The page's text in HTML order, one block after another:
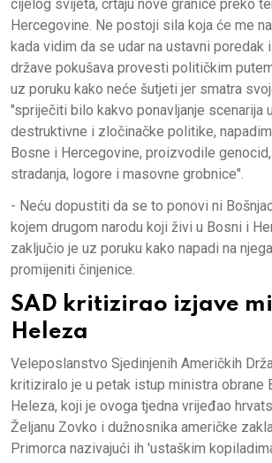
cijelog svijeta, crtaju nove granice preko
Hercegovine. Ne postoji sila koja će me
kada vidim da se udar na ustavni poredak
države pokušava provesti političkim
uz poruku kako neće šutjeti jer smatra
"spriječiti bilo kakvo ponavljanje scenarija
destruktivne i zločinačke politike,
Bosne i Hercegovine, proizvodile
stradanja, logore i masovne grobnice".
- Neću dopustiti da se to ponovi ni
kojem drugom narodu koji živi u Bosni i
zaključio je uz poruku kako napadi na
promijeniti činjenice.
SAD kritizirao izjave
Heleza
Veleposlanstvo Sjedinjenih Američkih
kritiziralo je u petak istup ministra obrane
Heleza, koji je ovoga tjedna vrijeđao
Željanu Zovko i dužnosnika američke
Primorca nazivajući ih 'ustaškim